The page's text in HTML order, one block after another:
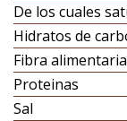
De los cuales
Hidratos de
Fibra alimentaria
Proteinas
Sal